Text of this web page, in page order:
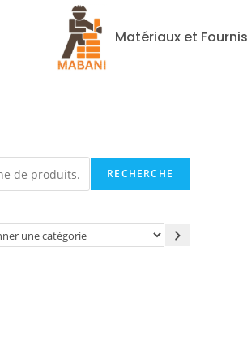
Matériaux et
RECHERCHE